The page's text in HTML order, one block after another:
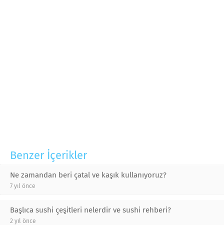
Benzer İçerikler
Ne zamandan beri çatal ve kaşık kullanıyoruz?
7 yıl önce
Başlıca sushi çeşitleri nelerdir ve sushi rehberi?
2 yıl önce